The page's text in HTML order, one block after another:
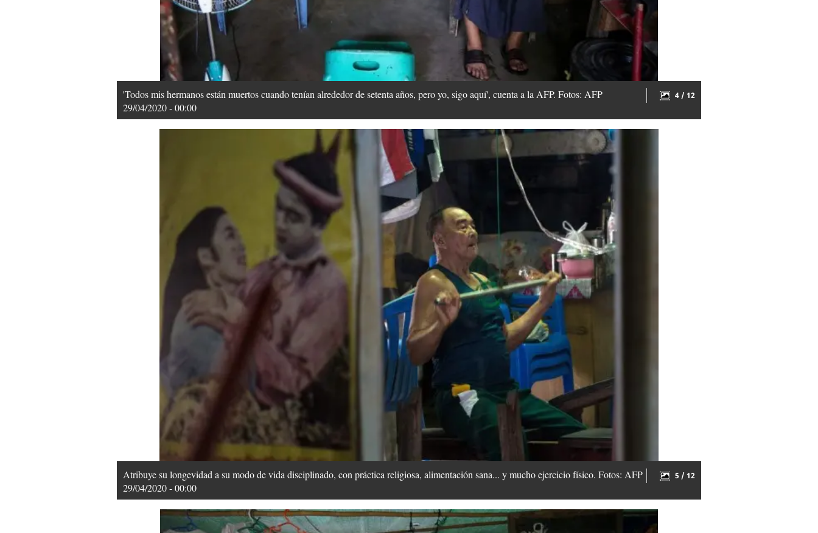
'Todos mis hermanos están muertos cuando tenían alrededor de setenta años, pero yo, sigo aquí', cuenta a la AFP. Fotos: AFP
29/04/2020 - 00:00
4 / 12
Atribuye su longevidad a su modo de vida disciplinado, con práctica religiosa, alimentación sana... y mucho ejercicio físico. Fotos: AFP
29/04/2020 - 00:00
5 / 12